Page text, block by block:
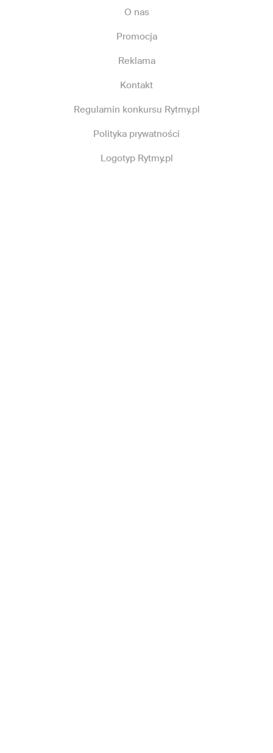
O nas
Promocja
Reklama
Kontakt
Regulamin konkursu Rytmy.pl
Polityka prywatności
Logotyp Rytmy.pl